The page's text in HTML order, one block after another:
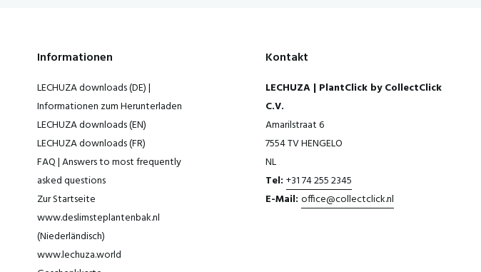
Informationen
LECHUZA downloads (DE) |
Informationen zum Herunterladen
LECHUZA downloads (EN)
LECHUZA downloads (FR)
FAQ | Answers to most frequently
asked questions
Zur Startseite
www.deslimsteplantenbak.nl
(Niederländisch)
www.lechuza.world
Kontakt
LECHUZA | PlantClick by CollectClick
C.V.
Amarilstraat 6
7554 TV HENGELO
NL
Tel: +31 74 255 2345
E-Mail: office@collectclick.nl